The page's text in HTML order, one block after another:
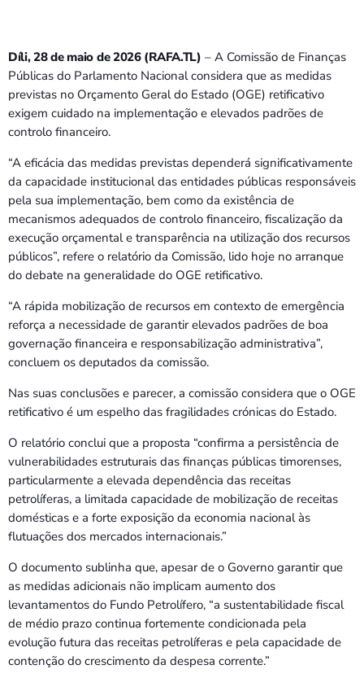
Díli, 28 de maio de 2026 (RAFA.TL) – A Comissão de Finanças
Públicas do Parlamento Nacional considera que as medidas
previstas no Orçamento Geral do Estado (OGE) retificativo
exigem cuidado na implementação e elevados padrões de
controlo financeiro.
“A eficácia das medidas previstas dependerá significativamente
da capacidade institucional das entidades públicas responsáveis
pela sua implementação, bem como da existência de
mecanismos adequados de controlo financeiro, fiscalização da
execução orçamental e transparência na utilização dos recursos
públicos”, refere o relatório da Comissão, lido hoje no arranque
do debate na generalidade do OGE retificativo.
“A rápida mobilização de recursos em contexto de emergência
reforça a necessidade de garantir elevados padrões de boa
governação financeira e responsabilização administrativa”,
concluem os deputados da comissão.
Nas suas conclusões e parecer, a comissão considera que o OGE
retificativo é um espelho das fragilidades crónicas do Estado.
O relatório conclui que a proposta “confirma a persistência de
vulnerabilidades estruturais das finanças públicas timorenses,
particularmente a elevada dependência das receitas
petrolíferas, a limitada capacidade de mobilização de receitas
domésticas e a forte exposição da economia nacional às
flutuações dos mercados internacionais.”
O documento sublinha que, apesar de o Governo garantir que
as medidas adicionais não implicam aumento dos
levantamentos do Fundo Petrolífero, “a sustentabilidade fiscal
de médio prazo continua fortemente condicionada pela
evolução futura das receitas petrolíferas e pela capacidade de
contenção do crescimento da despesa corrente.”